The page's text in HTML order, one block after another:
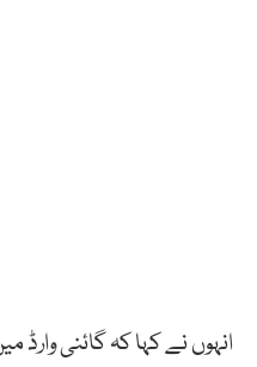
انہوں نے کہا کہ گائنی